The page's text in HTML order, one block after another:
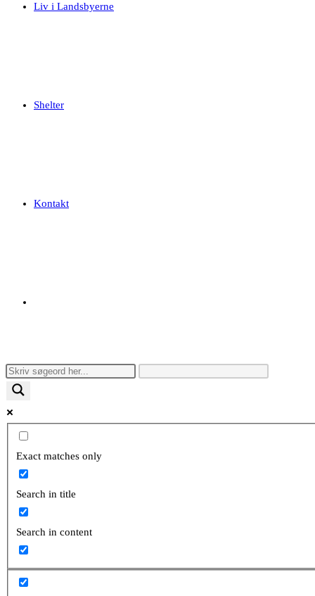
Liv i Landsbyerne
Shelter
Kontakt
search
Exact matches only
Search in title
Search in content